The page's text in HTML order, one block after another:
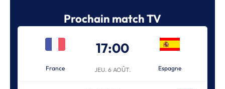
Prochain match TV
France
17:00
JEU. 6 AOÛT. Espagne